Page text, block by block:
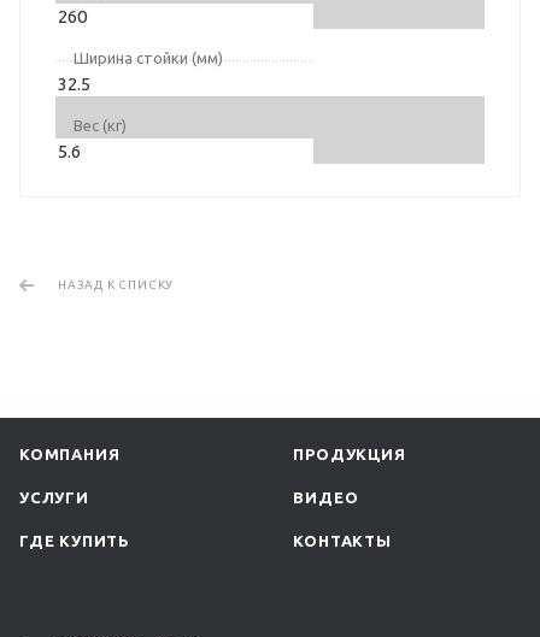
260
Ширина стойки (мм)
32.5
Вес (кг)
5.6
НАЗАД К СПИСКУ
КОМПАНИЯ ПРОДУКЦИЯ
УСЛУГИ ВИДЕО
ГДЕ КУПИТЬ КОНТАКТЫ